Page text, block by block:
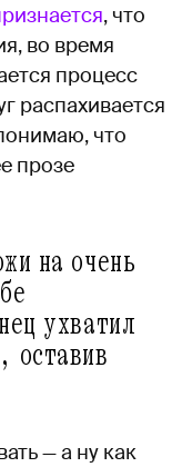
, что
во время
процесс
распахивается
что
прозе
на очень
ухватил
оставив
— а ну как